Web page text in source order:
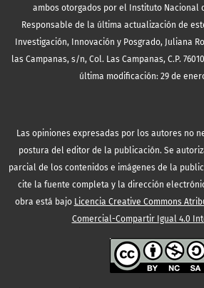
ambos otorgados por el Instituto Nacional
Responsable de la última actualización de
Investigación, Innovación y Posgrado, Juliana
las Campanas, s/n, Col. Las Campanas, C.P.
última modificación: 29 de
Las opiniones expresadas por los autores no
postura del editor de la publicación. Se
parcial de los contenidos e imágenes de la
cite la fuente completa y la dirección
obra está bajo Licencia Creative Commons
Comercial-Compartir Igual 4.0